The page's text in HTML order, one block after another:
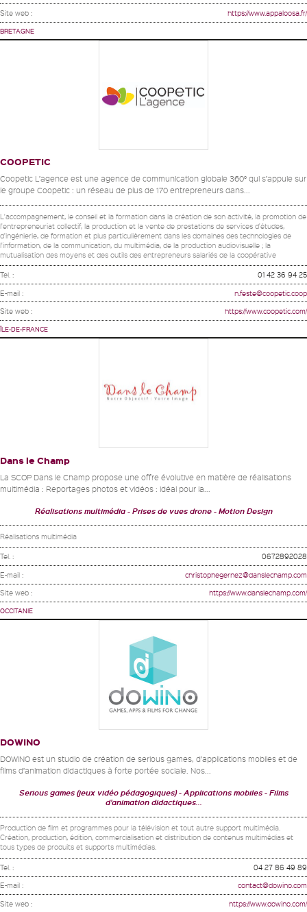
Site web : https://www.appaloosa.fr/
BRETAGNE
COOPETIC
Coopetic L’agence est une agence de communication globale 360° qui s’appuie sur
le groupe Coopetic : un réseau de plus de 170 entrepreneurs dans...
L'accompagnement, le conseil et la formation dans la création de son activité, la promotion de
l'entrepreneuriat collectif, la production et la vente de prestations de services d'études,
d'ingénierie, de formation et plus particulièrement dans les domaines des technologies de
l'information, de la communication, du multimédia, de la production audiovisuelle ; la
mutualisation des moyens et des outils des entrepreneurs salariés de la coopérative
Tel. : 01 42 36 94 25
E-mail : n.feste@coopetic.coop
Site web : https://www.coopetic.com/
ÎLE-DE-FRANCE
Dans le Champ
La SCOP Dans le Champ propose une offre évolutive en matière de réalisations
multimédia : Reportages photos et vidéos : idéal pour la...
Réalisations multimédia Prises de vues drone Motion Design
Réalisations multimédia
Tel. : 0672892028
E-mail : christophegernez@danslechamp.com
Site web : https://www.danslechamp.com/
OCCITANIE
DOWINO
DOWiNO est un studio de création de serious games, d’applications mobiles et de
films d’animation didactiques à forte portée sociale. Nos...
Serious games (jeux vidéo pédagogiques) Applications mobiles
Films
d'animation didactiques...
Production de film et programmes pour la télévision et tout autre support multimédia.
Création, production, édition, commercialisation et distribution de contenus multimédias et
tous types de produits et supports multimédias.
Tel. : 04 27 86 49 89
E-mail : contact@dowino.com
Site web : https://www.dowino.com/